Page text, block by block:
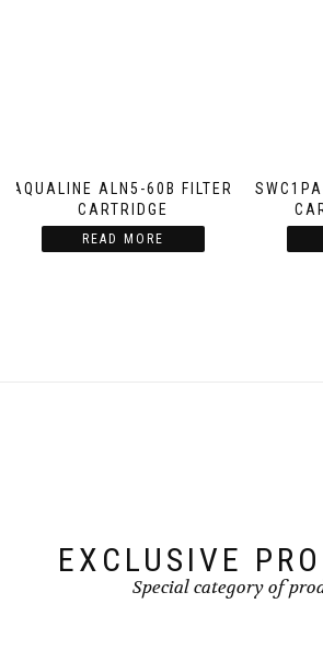
AQUALINE ALN5-60B FILTER
CARTRIDGE
READ MORE
EXCLUSIVE
Special category of